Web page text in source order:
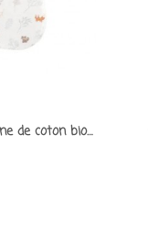
Gigoteuse été mousseline de coton bio "Dream...